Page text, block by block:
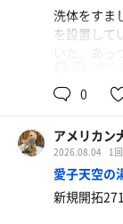
洗体をすま
を設置して
湯通しの後
れでもかな
2セット目
ことができ
3セット目
0
アメリカン
2026.08.04 1
愛子天空の
新規開拓